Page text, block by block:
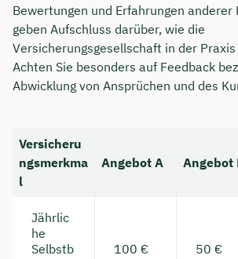
Bewertungen und Erfahrungen anderer
geben Aufschluss darüber, wie die
Versicherungsgesellschaft in der
Achten Sie besonders auf Feedback
Abwicklung von Ansprüchen und des
Versicheru
ngsmerkma
l
Angebot A Angebot
Jährlic
he
Selbstb
100 € 50 €